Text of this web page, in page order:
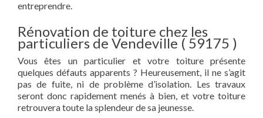
entreprendre.
Rénovation de toiture chez les
particuliers de Vendeville ( 59175 )
Vous êtes un particulier et votre toiture présente
quelques défauts apparents ? Heureusement, il ne s’agit
pas de fuite, ni de problème d’isolation. Les travaux
seront donc rapidement menés à bien, et votre toiture
retrouvera toute la splendeur de sa jeunesse.